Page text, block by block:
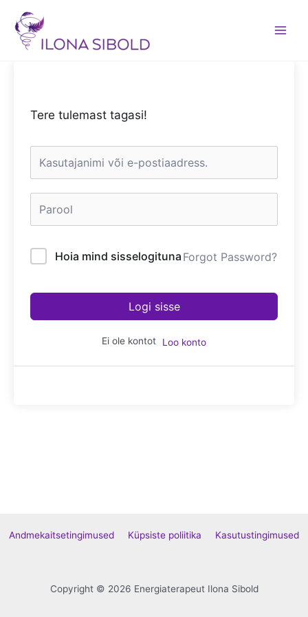
content
Tere tulemast tagasi!
Hoia mind sisselogituna Forgot Password?
Logi sisse
Ei ole kontot Loo konto
Andmekaitsetingimused Küpsiste poliitika Kasutustingimused
Copyright © 2026 Energiaterapeut Ilona Sibold